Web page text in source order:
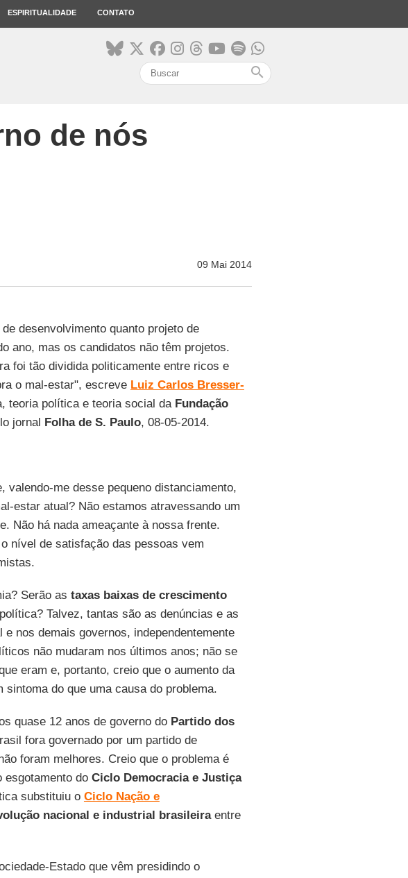
ESPIRITUALIDADE CONTATO
search
de nós
09 Mai 2014
desenvolvimento quanto projeto de
ano, mas os candidatos não têm projetos.
foi tão dividida politicamente entre ricos e
o mal-estar", escreve Luiz Carlos Bresser-
teoria política e teoria social da Fundação
jornal Folha de S. Paulo, 08-05-2014.
valendo-me desse pequeno distanciamento,
estar atual? Não estamos atravessando um
Não há nada ameaçante à nossa frente.
nível de satisfação das pessoas vem
Serão as taxas baixas de crescimento
Talvez, tantas são as denúncias e as
nos demais governos, independentemente
não mudaram nos últimos anos; não se
eram e, portanto, creio que o aumento da
do que uma causa do problema.
quase 12 anos de governo do Partido dos
fora governado por um partido de
foram melhores. Creio que o problema é
esgotamento do Ciclo Democracia e Justiça
substituiu o Ciclo Nação e
nacional e industrial brasileiraentre
Estado que vêm presidindo o